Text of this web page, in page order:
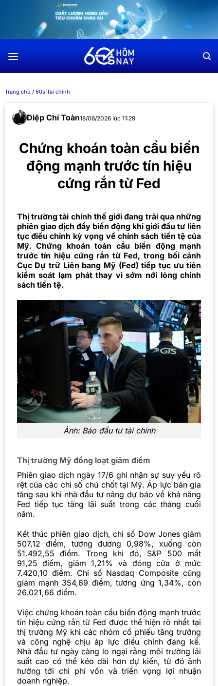
dung
Trang chủ / 60s Tài chính
Diệp Chí Toàn18/06/2026 lúc 11:29
Chứng khoán toàn cầu biến
động mạnh trước tín hiệu
cứng rắn từ Fed
Thị trường tài chính thế giới đang trải qua những
phiên giao dịch đầy biến động khi giới đầu tư liên
tục điều chỉnh kỳ vọng về chính sách tiền tệ của
Mỹ. Chứng khoán toàn cầu biến động mạnh
trước tín hiệu cứng rắn từ Fed, trong bối cảnh
Cục Dự trữ Liên bang Mỹ (Fed) tiếp tục ưu tiên
kiểm soát lạm phát thay vì sớm nới lỏng chính
sách tiền tệ.
Ảnh: Báo đầu tư tài chính
Thị trường Mỹ đồng loạt giảm điểm
Phiên giao dịch ngày 17/6 ghi nhận sự suy yếu rõ
rệt của các chỉ số chủ chốt tại Mỹ. Áp lực bán gia
tăng sau khi nhà đầu tư nâng dự báo về khả năng
Fed tiếp tục tăng lãi suất trong các tháng cuối
năm.
Kết thúc phiên giao dịch, chỉ số Dow Jones giảm
507,12 điểm, tương đương 0,98%, xuống còn
51.492,55 điểm. Trong khi đó, S&P 500 mất
91,25 điểm, giảm 1,21% và đóng cửa ở mức
7.420,10 điểm. Chỉ số Nasdaq Composite cũng
giảm mạnh 354,69 điểm, tương ứng 1,34%, còn
26.021,66 điểm.
Việc chứng khoán toàn cầu biến động mạnh trước
tín hiệu cứng rắn từ Fed được thể hiện rõ nhất tại
thị trường Mỹ khi các nhóm cổ phiếu tăng trưởng
và công nghệ chịu áp lực điều chỉnh đáng kể.
Nhà đầu tư ngày càng lo ngại rằng môi trường lãi
suất cao có thể kéo dài hơn dự kiến, từ đó ảnh
hưởng tới chi phí vốn và triển vọng lợi nhuận
doanh nghiệp.